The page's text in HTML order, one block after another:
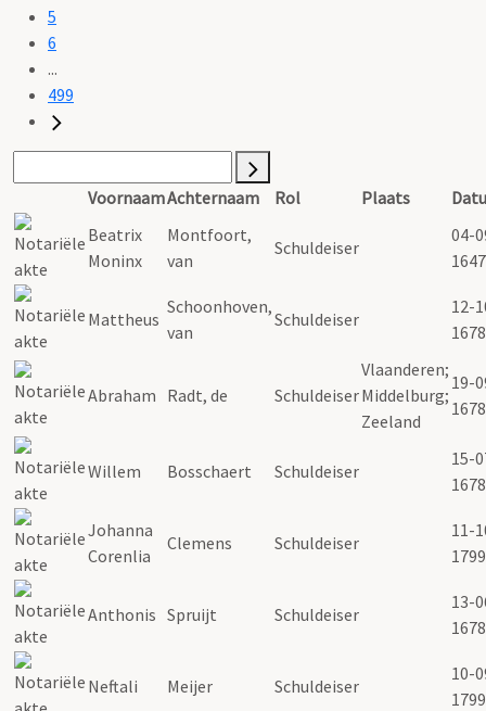
5
6
...
499
VoornaamAchternaam Rol Plaats
Beatrix
Moninx
Montfoort,
van
Schuldeiser
04-
1647
Mattheus
Schoonhoven,
van
Schuldeiser
12-
1678
Abraham Radt, de Schuldeiser
Vlaanderen;
Middelburg;
Zeeland
19-
1678
Willem Bosschaert Schuldeiser
15-
1678
Johanna
Corenlia
Clemens Schuldeiser
11-
1799
Anthonis Spruijt Schuldeiser
13-
1678
Neftali Meijer Schuldeiser
10-
1799